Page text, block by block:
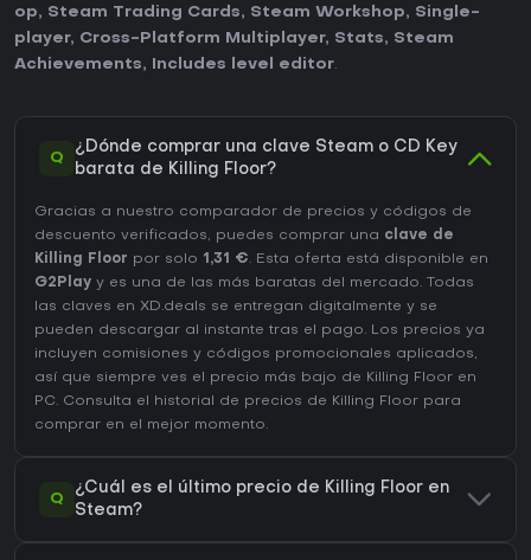
op, Steam Trading Cards, Steam Workshop, Single-
player, Cross-Platform Multiplayer, Stats, Steam
Achievements, Includes level editor.
Q
¿Dónde comprar una clave Steam o CD Key
barata de Killing Floor?
Gracias a nuestro comparador de precios y códigos de
descuento verificados, puedes comprar una clave de
Killing Floor por solo 1,31 €. Esta oferta está disponible en
G2Play y es una de las más baratas del mercado. Todas
las claves en XD.deals se entregan digitalmente y se
pueden descargar al instante tras el pago. Los precios ya
incluyen comisiones y códigos promocionales aplicados,
así que siempre ves el precio más bajo de Killing Floor en
PC. Consulta el historial de precios de Killing Floor para
comprar en el mejor momento.
Q
¿Cuál es el último precio de Killing Floor en
Steam?